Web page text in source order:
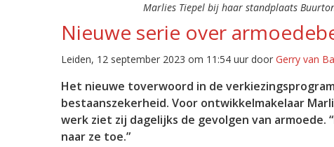
Marlies Tiepel bij haar standplaats
Nieuwe serie over
Leiden, 12 september 2023 om 11:54 uur door Gerry van
Het nieuwe toverwoord in de
bestaanszekerheid. Voor ontwikkelmakelaar
werk ziet zij dagelijks de gevolgen van armoede.
naar ze toe.”